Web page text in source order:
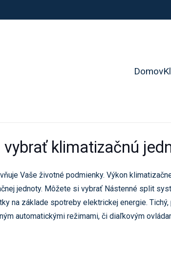
Domov
vybrať klimatizačnú
Vaše životné podmienky. Výkon
jednoty. Môžete si vybrať Nástenné split
na základe spotreby elektrickej energie.
automatickými režimami, či diaľkovým